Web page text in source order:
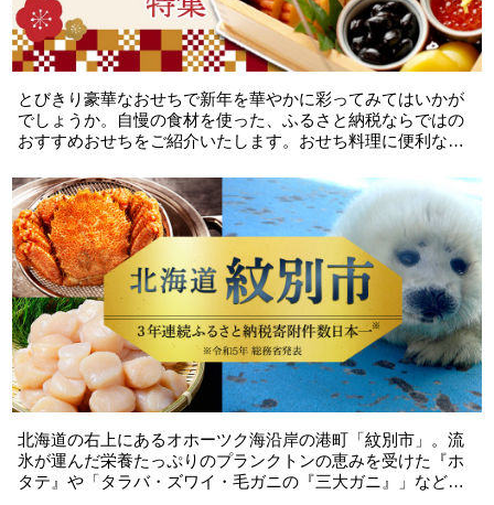
とびきり豪華なおせちで新年を華やかに彩ってみてはいかが
でしょうか。自慢の食材を使った、ふるさと納税ならではの
おすすめおせちをご紹介いたします。おせち料理に便利な食
れになる返礼品が多いです。お早めに申込されることをお薦
めします。
北海道の右上にあるオホーツク海沿岸の港町「紋別市」。流
氷が運んだ栄養たっぷりのプランクトンの恵みを受けた『ホ
タテ』や「タラバ・ズワイ・毛ガニの『三大ガニ』」などの